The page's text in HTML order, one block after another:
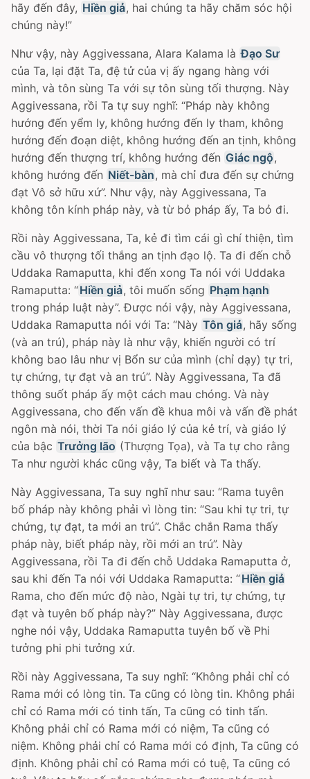
hãy đến đây, Hiền giả, hai chúng ta hãy chăm sóc hội
chúng này!”
Như vậy, này Aggivessana, Alara Kalama là Ðạo Sư
của Ta, lại đặt Ta, đệ tử của vị ấy ngang hàng với
mình, và tôn sùng Ta với sự tôn sùng tối thượng. Này
Aggivessana, rồi Ta tự suy nghĩ: “Pháp này không
hướng đến yểm ly, không hướng đến ly tham, không
hướng đến đoạn diệt, không hướng đến an tịnh, không
hướng đến thượng trí, không hướng đến Giác ngộ,
không hướng đến Niết-bàn, mà chỉ đưa đến sự chứng
đạt Vô sở hữu xứ”. Như vậy, này Aggivessana, Ta
không tôn kính pháp này, và từ bỏ pháp ấy, Ta bỏ đi.
Rồi này Aggivessana, Ta, kẻ đi tìm cái gì chí thiện, tìm
cầu vô thượng tối thắng an tịnh đạo lộ. Ta đi đến chỗ
Uddaka Ramaputta, khi đến xong Ta nói với Uddaka
Ramaputta: “Hiền giả, tôi muốn sống Phạm hạnh
trong pháp luật này”. Ðược nói vậy, này Aggivessana,
Uddaka Ramaputta nói với Ta: “Này Tôn giả, hãy sống
(và an trú), pháp này là như vậy, khiến người có trí
không bao lâu như vị Bổn sư của mình (chỉ dạy) tự tri,
tự chứng, tự đạt và an trú”. Này Aggivessana, Ta đã
thông suốt pháp ấy một cách mau chóng. Và này
Aggivessana, cho đến vấn đề khua môi và vấn đề phát
ngôn mà nói, thời Ta nói giáo lý của kẻ trí, và giáo lý
của bậc Trưởng lão (Thượng Tọa), và Ta tự cho rằng
Ta như người khác cũng vậy, Ta biết và Ta thấy.
Này Aggivessana, Ta suy nghĩ như sau: “Rama tuyên
bố pháp này không phải vì lòng tin: “Sau khi tự tri, tự
chứng, tự đạt, ta mới an trú”. Chắc chắn Rama thấy
pháp này, biết pháp này, rồi mới an trú”. Này
Aggivessana, rồi Ta đi đến chỗ Uddaka Ramaputta ở,
sau khi đến Ta nói với Uddaka Ramaputta: “Hiền giả
Rama, cho đến mức độ nào, Ngài tự tri, tự chứng, tự
đạt và tuyên bố pháp này?” Này Aggivessana, được
nghe nói vậy, Uddaka Ramaputta tuyên bố về Phi
tưởng phi phi tưởng xứ.
Rồi này Aggivessana, Ta suy nghĩ: “Không phải chỉ có
Rama mới có lòng tin. Ta cũng có lòng tin. Không phải
chỉ có Rama mới có tinh tấn, Ta cũng có tinh tấn.
Không phải chỉ có Rama mới có niệm, Ta cũng có
niệm. Không phải chỉ có Rama mới có định, Ta cũng có
định. Không phải chỉ có Rama mới có tuệ, Ta cũng có